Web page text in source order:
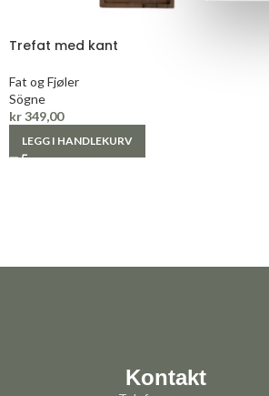
Trefat med kant
Fat og Fjøler
Sögne
kr349,00
LEGG I HANDLEKURV
Kontakt